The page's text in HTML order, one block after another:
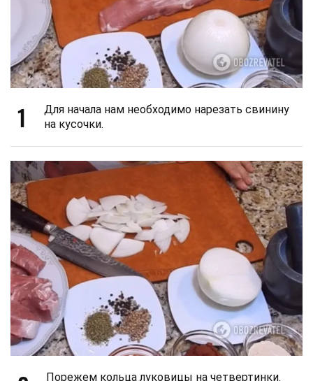
1
Для начала нам необходимо нарезать свинину
на кусочки.
Порежем кольца луковицы на четвертинки.